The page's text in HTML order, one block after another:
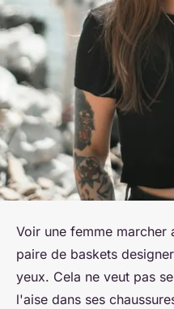
Voir une femme marcher
paire de baskets
yeux. Cela ne veut pas
l'aise dans ses